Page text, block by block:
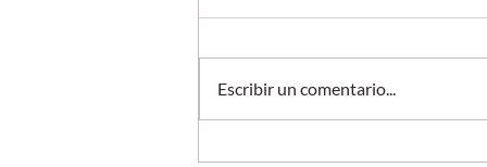
Escribir un comentario...